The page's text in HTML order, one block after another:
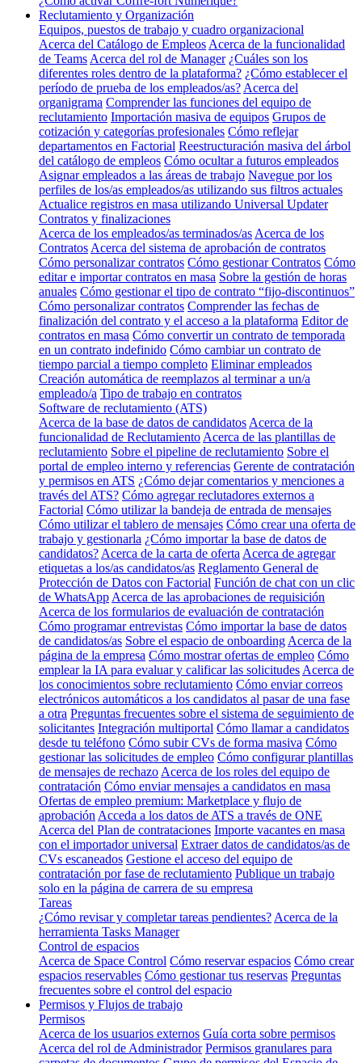
Reclutamiento y Organización
Equipos, puestos de trabajo y cuadro organizacional
Acerca del Catálogo de Empleos Acerca de la funcionalidad
de Teams Acerca del rol de Manager ¿Cuáles son los
diferentes roles dentro de la plataforma? ¿Cómo establecer el
período de prueba de los empleados/as? Acerca del
organigrama Comprender las funciones del equipo de
reclutamiento Importación masiva de equipos Grupos de
cotización y categorías profesionales Cómo reflejar
departamentos en Factorial Reestructuración masiva del árbol
del catálogo de empleos Cómo ocultar a futuros empleados
Asignar empleados a las áreas de trabajo Navegue por los
perfiles de los/as empleados/as utilizando sus filtros actuales
Actualice registros en masa utilizando Universal Updater
Contratos y finalizaciones
Acerca de los empleados/as terminados/as Acerca de los
Contratos Acerca del sistema de aprobación de contratos
Cómo personalizar contratos Cómo gestionar Contratos Cómo
editar e importar contratos en masa Sobre la gestión de horas
anuales Cómo gestionar el tipo de contrato “fijo-discontinuos”
Cómo personalizar contratos Comprender las fechas de
finalización del contrato y el acceso a la plataforma Editor de
contratos en masa Cómo convertir un contrato de temporada
en un contrato indefinido Cómo cambiar un contrato de
tiempo parcial a tiempo completo Eliminar empleados
Creación automática de reemplazos al terminar a un/a
empleado/a Tipo de trabajo en contratos
Software de reclutamiento (ATS)
Acerca de la base de datos de candidatos Acerca de la
funcionalidad de Reclutamiento Acerca de las plantillas de
reclutamiento Sobre el pipeline de reclutamiento Sobre el
portal de empleo interno y referencias Gerente de contratación
y permisos en ATS ¿Cómo dejar comentarios y menciones a
través del ATS? Cómo agregar reclutadores externos a
Factorial Cómo utilizar la bandeja de entrada de mensajes
Cómo utilizar el tablero de mensajes Cómo crear una oferta de
trabajo y gestionarla ¿Cómo importar la base de datos de
candidatos? Acerca de la carta de oferta Acerca de agregar
etiquetas a los/as candidatos/as Reglamento General de
Protección de Datos con Factorial Función de chat con un clic
de WhatsApp Acerca de las aprobaciones de requisición
Acerca de los formularios de evaluación de contratación
Cómo programar entrevistas Cómo importar la base de datos
de candidatos/as Sobre el espacio de onboarding Acerca de la
página de la empresa Cómo mostrar ofertas de empleo Cómo
emplear la IA para evaluar y calificar las solicitudes Acerca de
los conocimientos sobre reclutamiento Cómo enviar correos
electrónicos automáticos a los candidatos al pasar de una fase
a otra Preguntas frecuentes sobre el sistema de seguimiento de
solicitantes Integración multiportal Cómo llamar a candidatos
desde tu teléfono Cómo subir CVs de forma masiva Cómo
gestionar las solicitudes de empleo Cómo configurar plantillas
de mensajes de rechazo Acerca de los roles del equipo de
contratación Cómo enviar mensajes a candidatos en masa
Ofertas de empleo premium: Marketplace y flujo de
aprobación Acceda a los datos de ATS a través de ONE
Acerca del Plan de contrataciones Importe vacantes en masa
con el importador universal Extraer datos de candidatos/as de
CVs escaneados Gestione el acceso del equipo de
contratación por fase de reclutamiento Publique un trabajo
solo en la página de carrera de su empresa
Tareas
¿Cómo revisar y completar tareas pendientes? Acerca de la
herramienta Tasks Manager
Control de espacios
Acerca de Space Control Cómo reservar espacios Cómo crear
espacios reservables Cómo gestionar tus reservas Preguntas
frecuentes sobre el control del espacio
Permisos y Flujos de trabajo
Permisos
Acerca de los usuarios externos Guía corta sobre permisos
Acerca del rol de Administrador Permisos granulares para